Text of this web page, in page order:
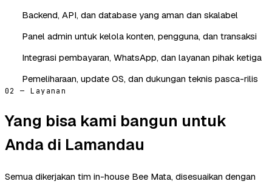
Backend, API, dan database yang aman dan skalabel
Panel admin untuk kelola konten, pengguna, dan transaksi
Integrasi pembayaran, WhatsApp, dan layanan pihak ketiga
Pemeliharaan, update OS, dan dukungan teknis pasca-rilis
02 — Layanan
Yang bisa kami bangun untuk
Anda di Lamandau
Semua dikerjakan tim in-house Bee Mata, disesuaikan dengan